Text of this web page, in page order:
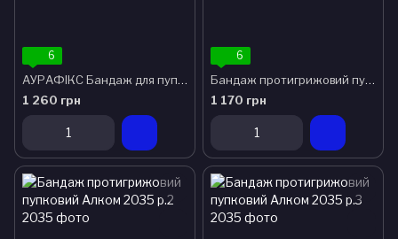
6
АУРАФІКС Бандаж для пупкової грижі Aurafix AO-24
1 260 грн
6
Бандаж протигрижовий пупковий Алком 2035 р.1
1 170 грн